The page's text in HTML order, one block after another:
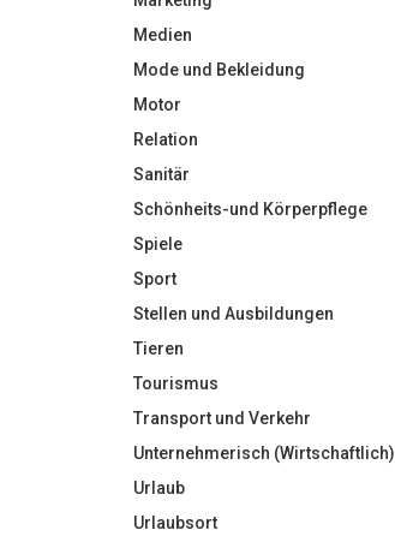
Medien
Mode und Bekleidung
Motor
Relation
Sanitär
Schönheits-und Körperpflege
Spiele
Sport
Stellen und Ausbildungen
Tieren
Tourismus
Transport und Verkehr
Unternehmerisch (Wirtschaftlich)
Urlaub
Urlaubsort